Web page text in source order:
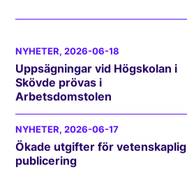
NYHETER, 2026-06-18
Uppsägningar vid Högskolan i
Skövde prövas i
Arbetsdomstolen
NYHETER, 2026-06-17
Ökade utgifter för vetenskaplig
publicering